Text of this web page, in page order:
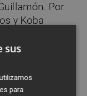
Por
y Koba
alguna
públicamente
de
sus
para